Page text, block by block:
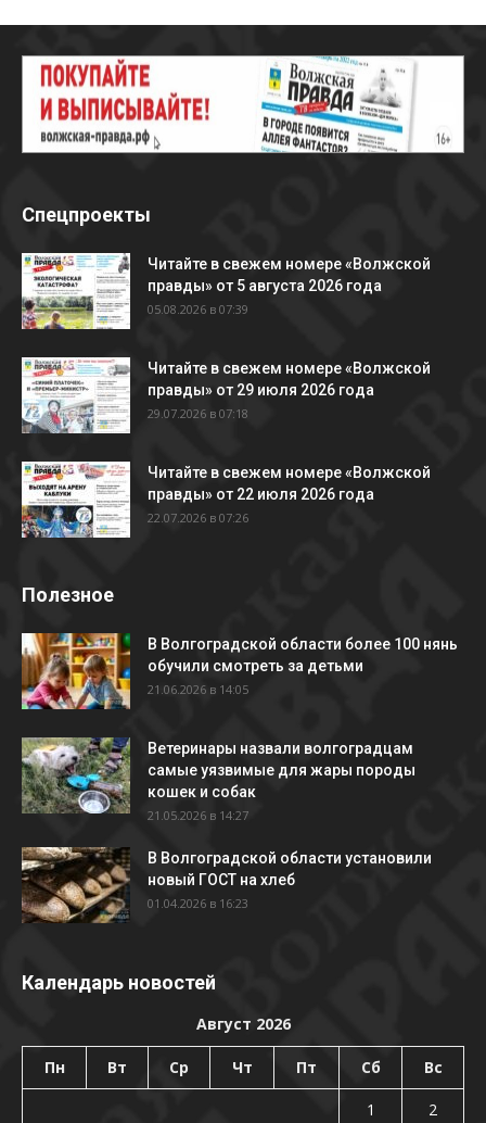
Спецпроекты
Читайте в свежем номере «Волжской
правды» от 5 августа 2026 года
05.08.2026 в 07:39
Читайте в свежем номере «Волжской
правды» от 29 июля 2026 года
29.07.2026 в 07:18
Читайте в свежем номере «Волжской
правды» от 22 июля 2026 года
22.07.2026 в 07:26
Полезное
В Волгоградской области более 100 нянь
обучили смотреть за детьми
21.06.2026 в 14:05
Ветеринары назвали волгоградцам
самые уязвимые для жары породы
кошек и собак
21.05.2026 в 14:27
В Волгоградской области установили
новый ГОСТ на хлеб
01.04.2026 в 16:23
Календарь новостей
Август 2026
Пн Вт Ср Чт Пт Сб Вс
1
2